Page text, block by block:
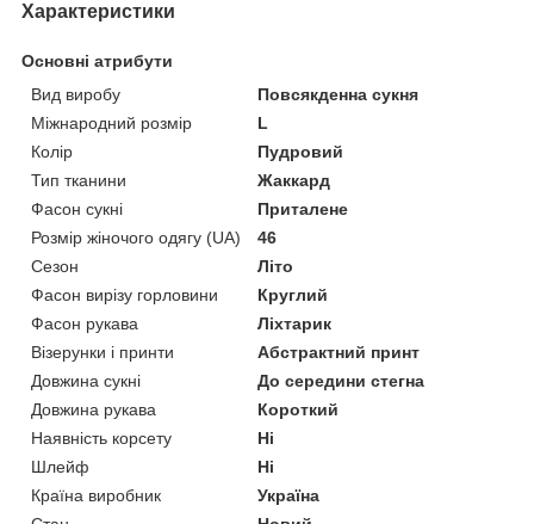
Характеристики
Основні атрибути
Вид виробу
Повсякденна сукня
Міжнародний розмір
L
Колір
Пудровий
Тип тканини
Жаккард
Фасон сукні
Приталене
Розмір жіночого одягу (UA)
46
Сезон
Літо
Фасон вирізу горловини
Круглий
Фасон рукава
Ліхтарик
Візерунки і принти
Абстрактний принт
Довжина сукні
До середини стегна
Довжина рукава
Короткий
Наявність корсету
Ні
Шлейф
Ні
Країна виробник
Україна